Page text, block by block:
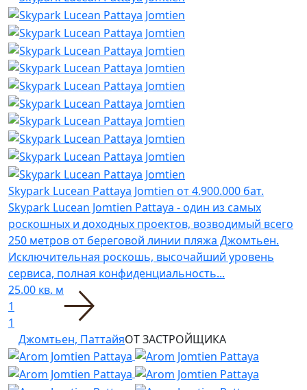
Skypark Lucean Pattaya Jomtien от 4.900.000 бат.
Skypark Lucean Jomtien Pattaya - один из самых
роскошных и доходных проектов, возводимый всего
250 метров от береговой линии пляжа Джомтьен.
Исключительная роскошь, высочайший уровень
сервиса, полная конфиденциальность...
25.00 кв. м
1
1
Джомтьен, ПаттайяОТ ЗАСТРОЙЩИКА